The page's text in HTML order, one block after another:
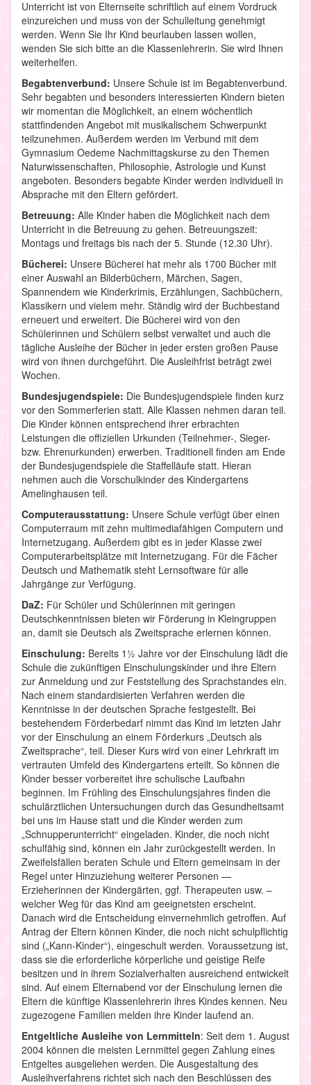
Unterricht ist von Elternseite schriftlich auf einem Vordruck
einzureichen und muss von der Schulleitung genehmigt
werden. Wenn Sie Ihr Kind beurlauben lassen wollen,
wenden Sie sich bitte an die Klassenlehrerin. Sie wird Ihnen
weiterhelfen.
Begabtenverbund: Unsere Schule ist im Begabtenverbund.
Sehr begabten und besonders interessierten Kindern bieten
wir momentan die Möglichkeit, an einem wöchentlich
stattfindenden Angebot mit musikalischem Schwerpunkt
teilzunehmen. Außerdem werden im Verbund mit dem
Gymnasium Oedeme Nachmittagskurse zu den Themen
Naturwissenschaften, Philosophie, Astrologie und Kunst
angeboten. Besonders begabte Kinder werden individuell in
Absprache mit den Eltern gefördert.
Betreuung: Alle Kinder haben die Möglichkeit nach dem
Unterricht in die Betreuung zu gehen. Betreuungszeit:
Montags und freitags bis nach der 5. Stunde (12.30 Uhr).
Bücherei: Unsere Bücherei hat mehr als 1700 Bücher mit
einer Auswahl an Bilderbüchern, Märchen, Sagen,
Spannendem wie Kinderkrimis, Erzählungen, Sachbüchern,
Klassikern und vielem mehr. Ständig wird der Buchbestand
erneuert und erweitert. Die Bücherei wird von den
Schülerinnen und Schülern selbst verwaltet und auch die
tägliche Ausleihe der Bücher in jeder ersten großen Pause
wird von ihnen durchgeführt. Die Ausleihfrist beträgt zwei
Wochen.
Bundesjugendspiele: Die Bundesjugendspiele finden kurz
vor den Sommerferien statt. Alle Klassen nehmen daran teil.
Die Kinder können entsprechend ihrer erbrachten
Leistungen die offiziellen Urkunden (Teilnehmer-, Sieger-
bzw. Ehrenurkunden) erwerben. Traditionell finden am Ende
der Bundesjugendspiele die Staffelläufe statt. Hieran
nehmen auch die Vorschulkinder des Kindergartens
Amelinghausen teil.
Computerausstattung: Unsere Schule verfügt über einen
Computerraum mit zehn multimediafähigen Computern und
Internetzugang. Außerdem gibt es in jeder Klasse zwei
Computerarbeitsplätze mit Internetzugang. Für die Fächer
Deutsch und Mathematik steht Lernsoftware für alle
Jahrgänge zur Verfügung.
DaZ: Für Schüler und Schülerinnen mit geringen
Deutschkenntnissen bieten wir Förderung in Kleingruppen
an, damit sie Deutsch als Zweitsprache erlernen können.
Einschulung: Bereits 1½ Jahre vor der Einschulung lädt die
Schule die zukünftigen Einschulungskinder und ihre Eltern
zur Anmeldung und zur Feststellung des Sprachstandes ein.
Nach einem standardisierten Verfahren werden die
Kenntnisse in der deutschen Sprache festgestellt. Bei
bestehendem Förderbedarf nimmt das Kind im letzten Jahr
vor der Einschulung an einem Förderkurs „Deutsch als
Zweitsprache“, teil. Dieser Kurs wird von einer Lehrkraft im
vertrauten Umfeld des Kindergartens erteilt. So können die
Kinder besser vorbereitet ihre schulische Laufbahn
beginnen. Im Frühling des Einschulungsjahres finden die
schulärztlichen Untersuchungen durch das Gesundheitsamt
bei uns im Hause statt und die Kinder werden zum
„Schnupperunterricht“ eingeladen. Kinder, die noch nicht
schulfähig sind, können ein Jahr zurückgestellt werden. In
Zweifelsfällen beraten Schule und Eltern gemeinsam in der
Regel unter Hinzuziehung weiterer Personen —
Erzieherinnen der Kindergärten, ggf. Therapeuten usw. –
welcher Weg für das Kind am geeignetsten erscheint.
Danach wird die Entscheidung einvernehmlich getroffen. Auf
Antrag der Eltern können Kinder, die noch nicht schulpflichtig
sind („Kann-Kinder“), eingeschult werden. Voraussetzung ist,
dass sie die erforderliche körperliche und geistige Reife
besitzen und in ihrem Sozialverhalten ausreichend entwickelt
sind. Auf einem Elternabend vor der Einschulung lernen die
Eltern die künftige Klassenlehrerin ihres Kindes kennen. Neu
zugezogene Familien melden ihre Kinder laufend an.
Entgeltliche Ausleihe von Lernmitteln: Seit dem 1. August
2004 können die meisten Lernmittel gegen Zahlung eines
Entgeltes ausgeliehen werden. Die Ausgestaltung des
Ausleihverfahrens richtet sich nach den Beschlüssen des